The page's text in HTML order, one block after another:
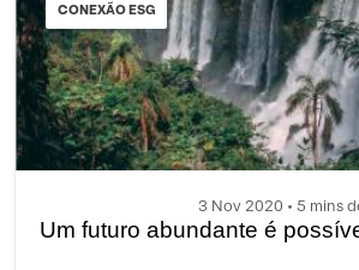
CONEXÃO ESG
3 Nov 2020 • 5 mins
Um futuro abundante é